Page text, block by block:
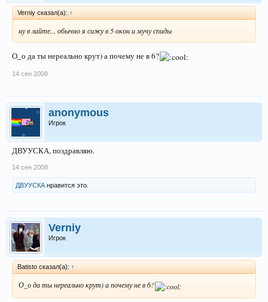
Verniy сказал(а): ↑
ну в лайте... обычно я сижу в 5 окон и мучу спиды
О_о да ты нереально крут) а почему не в 6?
14 сен 2008
anonymous
Игрок
ДВУУСКА, поздравляю.
14 сен 2008
ДВУУСКА нравится это.
Verniy
Игрок
Batisto сказал(а): ↑
О_о да ты нереально крут) а почему не в 6?